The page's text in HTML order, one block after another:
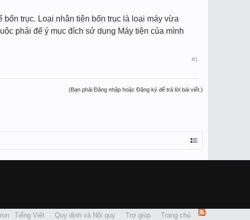
trục. Loại nhân tiện bốn trục là loại máy vừa
phải để ý mục đích sử dụng Máy tiện của mình
#1
(Bạn phải Đăng nhập hoặc Đăng ký để trả lời bài viết.)
Tiếng Việt Quy định và Nội quy Trợ giúp Trang chủ